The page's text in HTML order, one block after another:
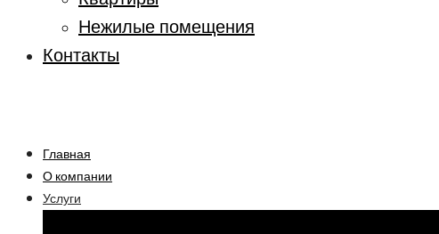
Нежилые помещения
Контакты
Главная
О компании
Услуги